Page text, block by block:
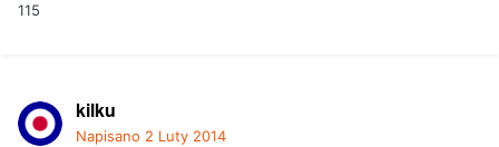
115
kilku
Napisano 2 Luty 2014